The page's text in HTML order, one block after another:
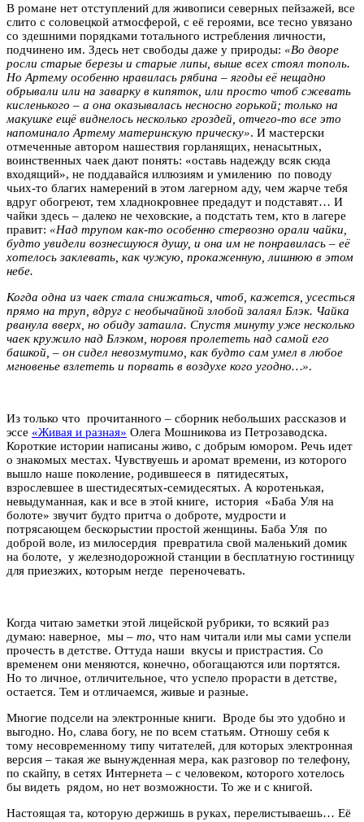
В романе нет отступлений для живописи северных пейзажей, все
слито с соловецкой атмосферой, с её героями, все тесно увязано
со здешними порядками тотального истребления личности,
подчинено им. Здесь нет свободы даже у природы: «Во дворе
росли старые березы и старые липы, выше всех стоял тополь.
Но Артему особенно нравилась рябина – ягоды её нещадно
обрывали или на заварку в кипяток, или просто чтоб сжевать
кисленького – а она оказывалась несносно горькой; только на
макушке ещё виднелось несколько гроздей, отчего-то все это
напоминало Артему материнскую прическу». И мастерски
отмеченные автором нашествия горланящих, ненасытных,
воинственных чаек дают понять: «оставь надежду всяк сюда
входящий», не поддавайся иллюзиям и умилению по поводу
чьих-то благих намерений в этом лагерном аду, чем жарче тебя
вдруг обогреют, тем хладнокровнее предадут и подставят… И
чайки здесь – далеко не чеховские, а подстать тем, кто в лагере
правит: «Над трупом как-то особенно стервозно орали чайки,
будто увидели вознесшуюся душу, и она им не понравилась – её
хотелось заклевать, как чужую, прокаженную, лишнюю в этом
небе.
Когда одна из чаек стала снижаться, чтоб, кажется, усесться
прямо на труп, вдруг с необычайной злобой залаял Блэк. Чайка
рванула вверх, но обиду затаила. Спустя минуту уже несколько
чаек кружило над Блэком, норовя пролететь над самой его
башкой, – он сидел невозмутимо, как будто сам умел в любое
мгновенье взлететь и порвать в воздухе кого угодно…».
Из только что прочитанного – сборник небольших рассказов и
эссе «Живая и разная» Олега Мошникова из Петрозаводска.
Короткие истории написаны живо, с добрым юмором. Речь идет
о знакомых местах. Чувствуешь и аромат времени, из которого
вышло наше поколение, родившееся в пятидесятых,
взрослевшее в шестидесятых-семидесятых. А коротенькая,
невыдуманная, как и все в этой книге, история «Баба Уля на
болоте» звучит будто притча о доброте, мудрости и
потрясающем бескорыстии простой женщины. Баба Уля по
доброй воле, из милосердия превратила свой маленький домик
на болоте, у железнодорожной станции в бесплатную гостиницу
для приезжих, которым негде переночевать.
Когда читаю заметки этой лицейской рубрики, то всякий раз
думаю: наверное, мы – то, что нам читали или мы сами успели
прочесть в детстве. Оттуда наши вкусы и пристрастия. Со
временем они меняются, конечно, обогащаются или портятся.
Но то личное, отличительное, что успело прорасти в детстве,
остается. Тем и отличаемся, живые и разные.
Многие подсели на электронные книги. Вроде бы это удобно и
выгодно. Но, слава богу, не по всем статьям. Отношу себя к
тому несовременному типу читателей, для которых электронная
версия – такая же вынужденная мера, как разговор по телефону,
по скайпу, в сетях Интернета – с человеком, которого хотелось
бы видеть рядом, но нет возможности. То же и с книгой.
Настоящая та, которую держишь в руках, перелистываешь… Её